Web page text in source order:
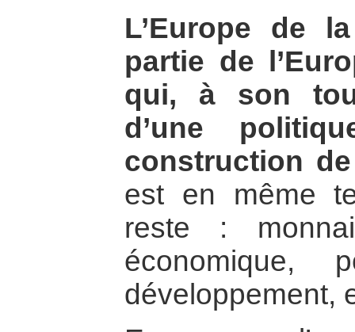
L’Europe de
partie de
qui, à son
d’une
construction
est en même
reste :
économique,
développement,